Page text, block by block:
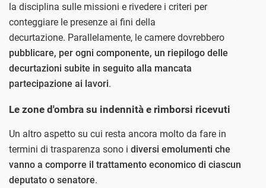
la disciplina sulle missioni e rivedere i criteri per
conteggiare le presenze ai fini della
decurtazione. Parallelamente, le camere dovrebbero
pubblicare, per ogni componente, un riepilogo delle
decurtazioni subite in seguito alla mancata
partecipazione ai lavori.
Le zone d'ombra su indennità e rimborsi ricevuti
Un altro aspetto su cui resta ancora molto da fare in
termini di trasparenza sono i diversi emolumenti che
vanno a comporre il trattamento economico di ciascun
deputato o senatore.